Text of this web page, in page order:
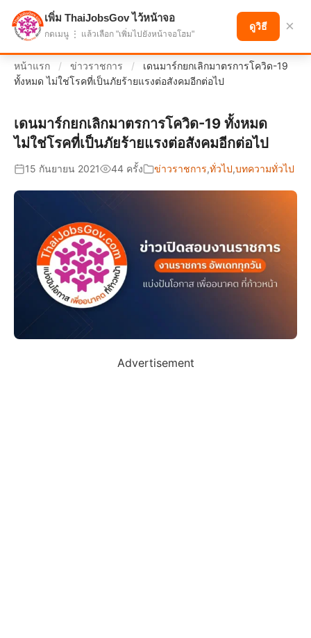
แบ่งปันโอกาส เพื่ออนาคตที่ก้าวหน้า
หน้าแรก / ข่าวราชการ /
เดนมาร์กยกเลิกมาตรการโควิด-19
ทั้งหมด ไม่ใช่โรคที่เป็นภัยร้ายแรงต่อสังคมอีกต่อไป
เดนมาร์กยกเลิกมาตรการโควิด-19 ทั้งหมด
ไม่ใช่โรคที่เป็นภัยร้ายแรงต่อสังคมอีกต่อไป
15 กันยายน 2021 44 ครั้ง ข่าวราชการ,ทั่วไป,บทความทั่วไป
Advertisement
เพิ่ม ThaiJobsGov ไว้หน้าจอ
กดเมนู ⋮ แล้วเลือก "เพิ่มไปยังหน้าจอโฮม"
ดูวิธี ×